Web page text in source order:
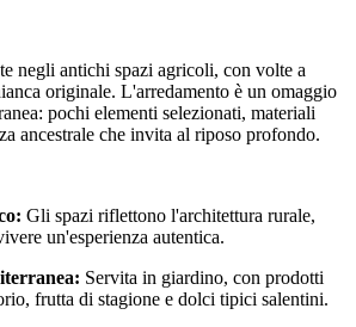
negli antichi spazi agricoli, con volte a
originale. L'arredamento è un omaggio
pochi elementi selezionati, materiali
ancestrale che invita al riposo profondo.
Gli spazi riflettono l'architettura rurale,
un'esperienza autentica.
Servita in giardino, con prodotti
frutta di stagione e dolci tipici salentini.